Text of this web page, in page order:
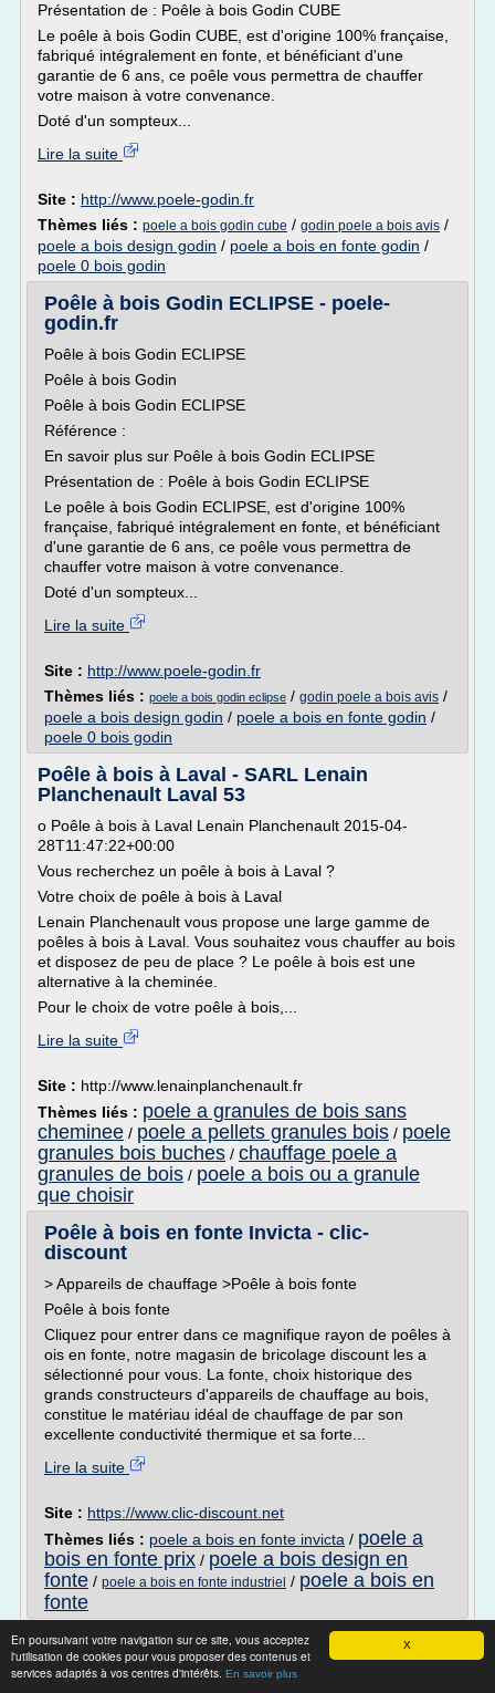
X
En poursuivant votre navigation sur ce site, vous acceptez
l'utilisation de cookies pour vous proposer des contenus et
services adaptés à vos centres d'intérêts. En savoir plus
Présentation de : Poêle à bois Godin CUBE
Le poêle à bois Godin CUBE, est d'origine 100% française,
fabriqué intégralement en fonte, et bénéficiant d'une
garantie de 6 ans, ce poêle vous permettra de chauffer
votre maison à votre convenance.
Doté d'un sompteux...
Lire la suite
Site : http://www.poele-godin.fr
Thèmes liés : poele a bois godin cube / godin poele a bois avis /
poele a bois design godin / poele a bois en fonte godin /
poele 0 bois godin
Poêle à bois Godin ECLIPSE - poele-
godin.fr
Poêle à bois Godin ECLIPSE
Poêle à bois Godin
Poêle à bois Godin ECLIPSE
Référence :
En savoir plus sur Poêle à bois Godin ECLIPSE
Présentation de : Poêle à bois Godin ECLIPSE
Le poêle à bois Godin ECLIPSE, est d'origine 100%
française, fabriqué intégralement en fonte, et bénéficiant
d'une garantie de 6 ans, ce poêle vous permettra de
chauffer votre maison à votre convenance.
Doté d'un sompteux...
Lire la suite
Site : http://www.poele-godin.fr
Thèmes liés : poele a bois godin eclipse / godin poele a bois avis /
poele a bois design godin / poele a bois en fonte godin /
poele 0 bois godin
Poêle à bois à Laval - SARL Lenain
Planchenault Laval 53
o Poêle à bois à Laval Lenain Planchenault 2015-04-
28T11:47:22+00:00
Vous recherchez un poêle à bois à Laval ?
Votre choix de poêle à bois à Laval
Lenain Planchenault vous propose une large gamme de
poêles à bois à Laval. Vous souhaitez vous chauffer au bois
et disposez de peu de place ? Le poêle à bois est une
alternative à la cheminée.
Pour le choix de votre poêle à bois,...
Lire la suite
Site : http://www.lenainplanchenault.fr
Thèmes liés : poele a granules de bois sans
cheminee / poele a pellets granules bois / poele
granules bois buches / chauffage poele a
granules de bois / poele a bois ou a granule
que choisir
Poêle à bois en fonte Invicta - clic-
discount
> Appareils de chauffage >Poêle à bois fonte
Poêle à bois fonte
Cliquez pour entrer dans ce magnifique rayon de poêles à
ois en fonte, notre magasin de bricolage discount les a
sélectionné pour vous. La fonte, choix historique des
grands constructeurs d'appareils de chauffage au bois,
constitue le matériau idéal de chauffage de par son
excellente conductivité thermique et sa forte...
Lire la suite
Site : https://www.clic-discount.net
Thèmes liés : poele a bois en fonte invicta / poele a
bois en fonte prix / poele a bois design en
fonte / poele a bois en fonte industriel / poele a bois en
fonte
Poele A Bois A Vendre Occasion -
eumulher.com